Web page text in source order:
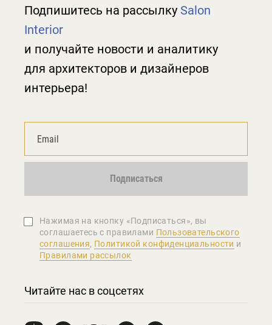
Подпишитесь на рассылку Salon
Interior
и получайте новости и аналитику
для архитекторов и дизайнеров
интерьера!
Подписаться
Нажимая на кнопку «Подписаться», вы
соглашаетеcь с правилами Пользовательского
соглашения, Политикой конфиденциальности и
Правилами рассылок
Читайте нас в соцсетях